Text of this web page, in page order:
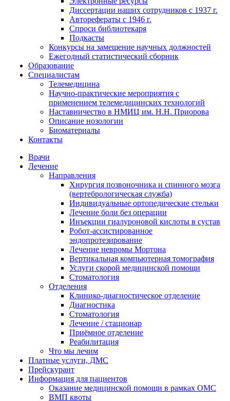
Диссертации наших сотрудников с 1937 г.
Авторефераты с 1946 г.
Спроси библиотекаря
Подкасты
Конкурсы на замещение научных должностей
Ежегодный статистический сборник
Образование
Специалистам
Телемедицина
Научно-практические мероприятия с
применением телемедицинских технологий
Наставничество в НМИЦ им. Н.Н. Приорова
Описание нозологии
Биоматериалы
Контакты
Врачи
Лечение
Направления
Хирургия позвоночника и спинного мозга
(вертебрологическая служба)
Индивидуальные ортопедические стельки
Лечение боли без операции
Инъекции гиалуроновой кислоты в сустав
Робот-ассистированное
эндопротезирование
Лечение невромы Мортона
Вертикальная компьютерная томография
Услуги скорой медицинской помощи
Стоматология
Отделения
Клинико-диагностическое отделение
Диагностика
Стоматология
Лечение / стационар
Приёмное отделение
Реабилитация
Что мы лечим
Платные услуги, ДМС
Прейскурант
Информация для пациентов
Оказание медицинской помощи в рамках ОМС
ВМП квоты